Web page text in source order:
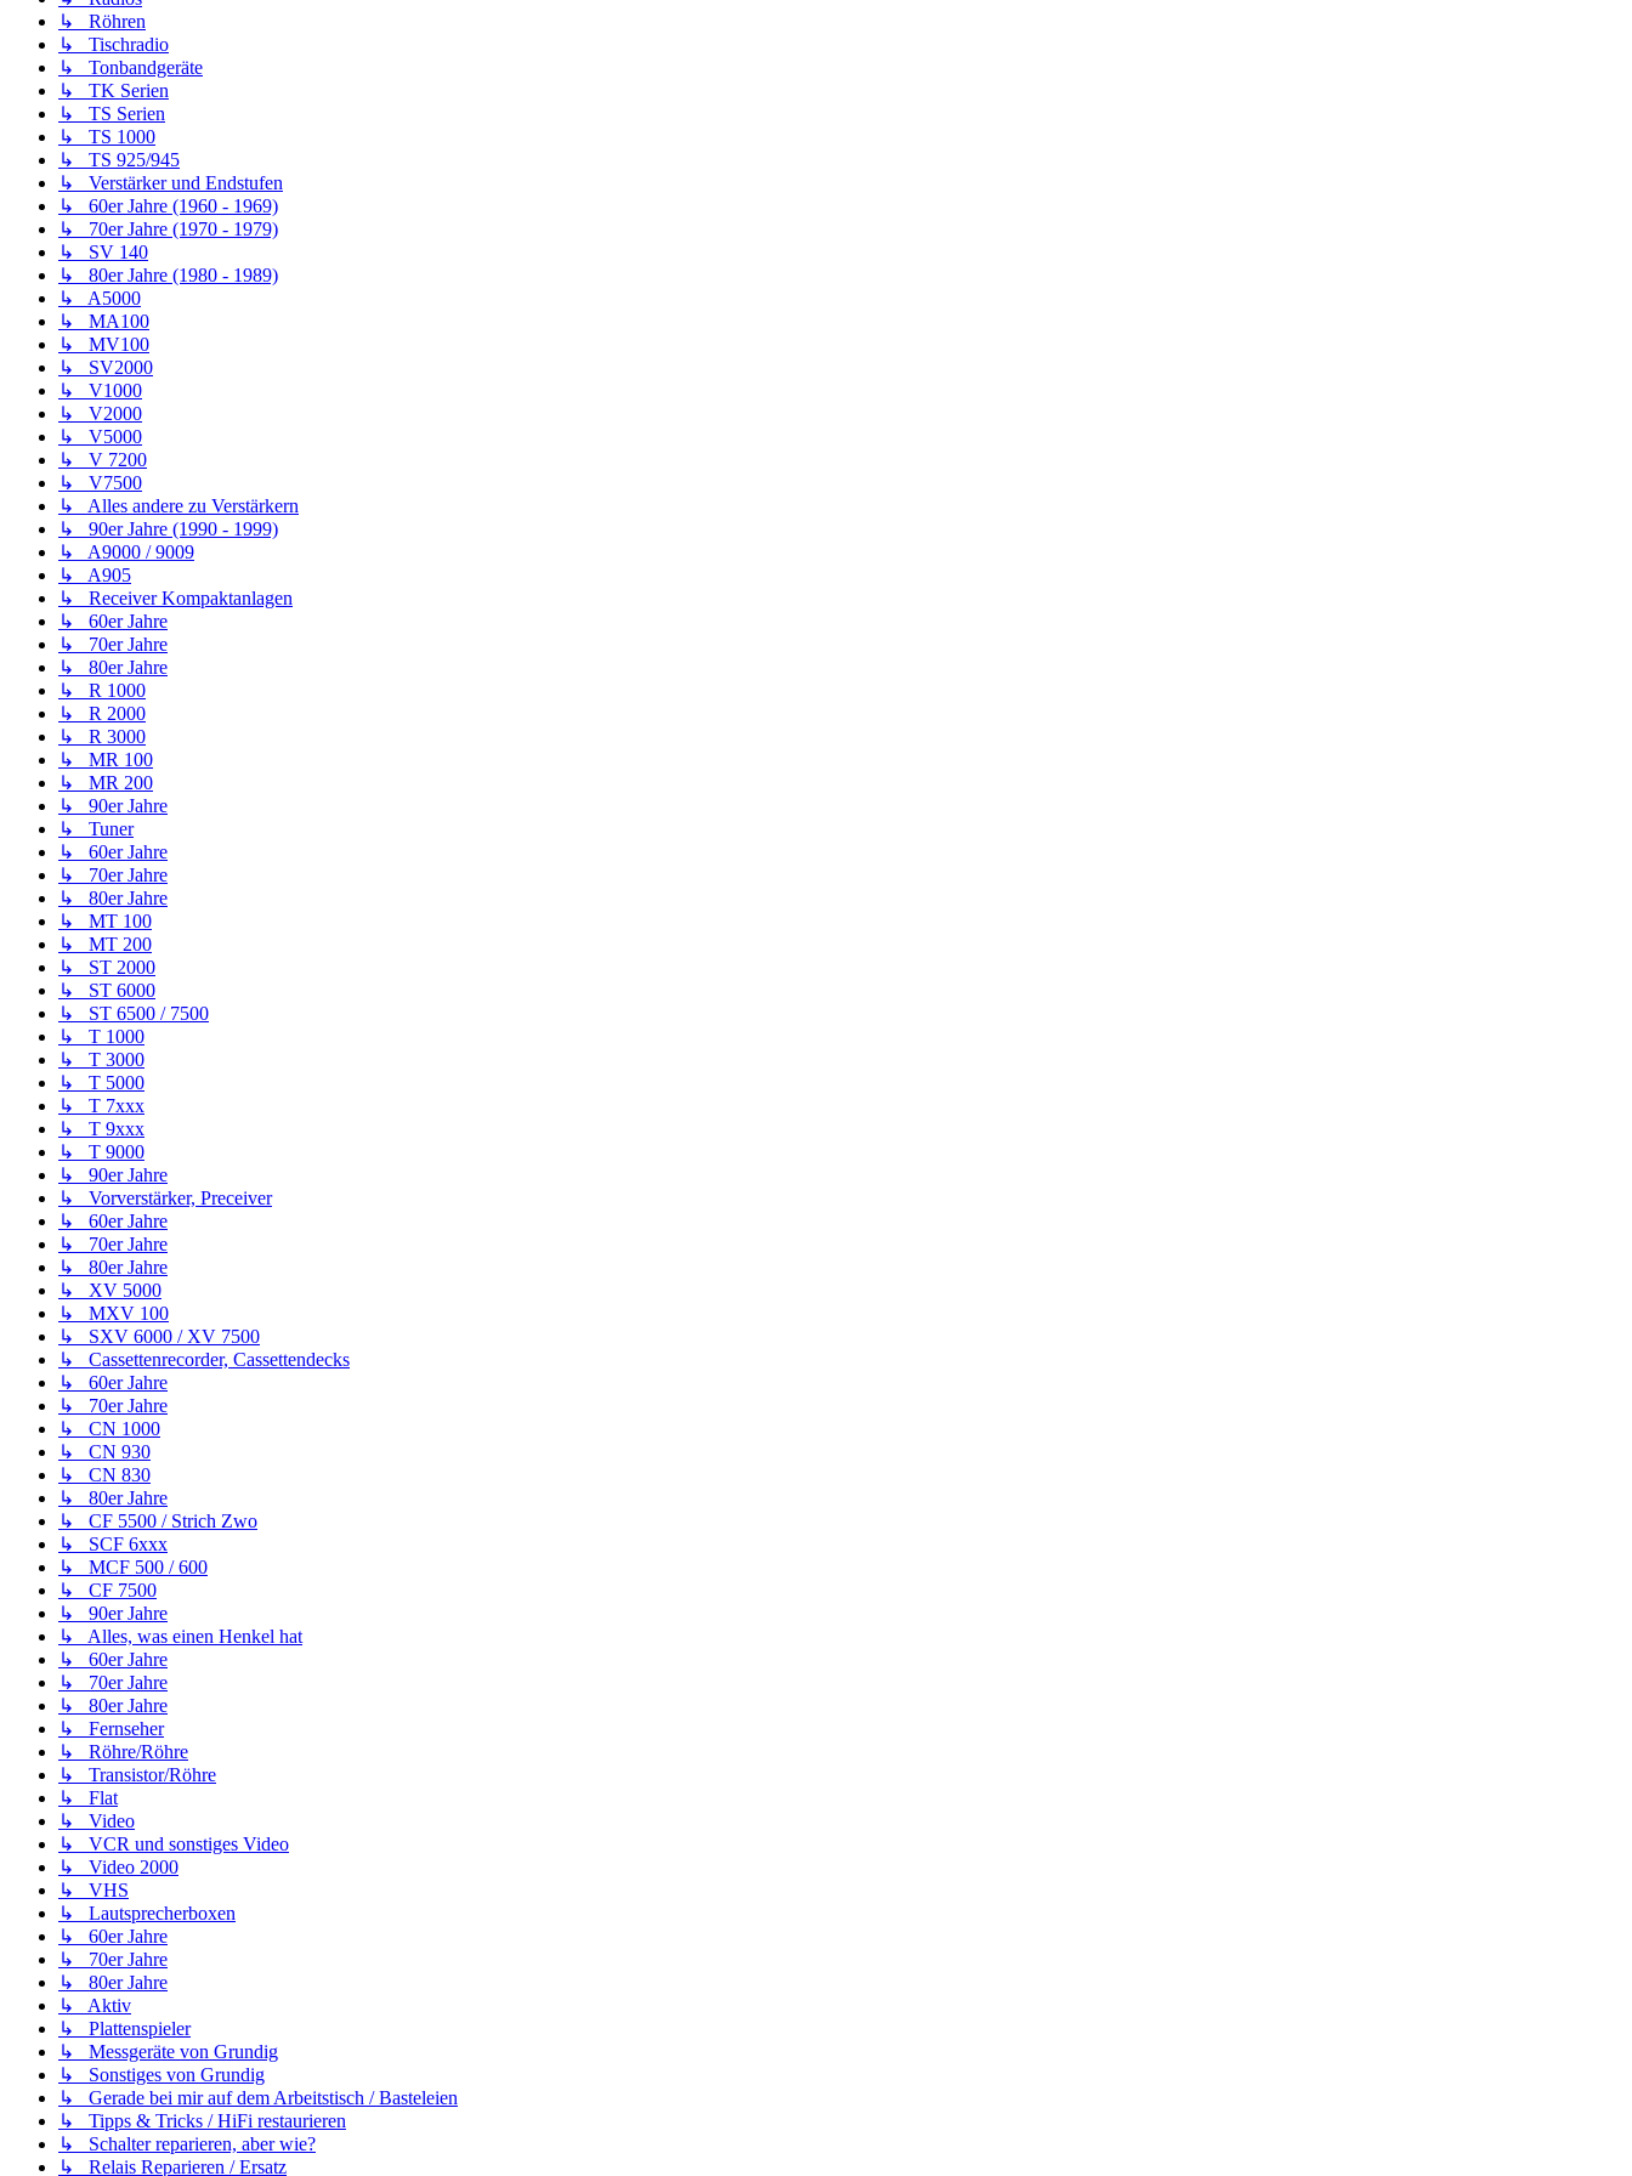
↳ Röhren
↳ Tischradio
↳ Tonbandgeräte
↳ TK Serien
↳ TS Serien
↳ TS 1000
↳ TS 925/945
↳ Verstärker und Endstufen
↳ 60er Jahre (1960 - 1969)
↳ 70er Jahre (1970 - 1979)
↳ SV 140
↳ 80er Jahre (1980 - 1989)
↳ A5000
↳ MA100
↳ MV100
↳ SV2000
↳ V1000
↳ V2000
↳ V5000
↳ V 7200
↳ V7500
↳ Alles andere zu Verstärkern
↳ 90er Jahre (1990 - 1999)
↳ A9000 / 9009
↳ A905
↳ Receiver Kompaktanlagen
↳ 60er Jahre
↳ 70er Jahre
↳ 80er Jahre
↳ R 1000
↳ R 2000
↳ R 3000
↳ MR 100
↳ MR 200
↳ 90er Jahre
↳ Tuner
↳ 60er Jahre
↳ 70er Jahre
↳ 80er Jahre
↳ MT 100
↳ MT 200
↳ ST 2000
↳ ST 6000
↳ ST 6500 / 7500
↳ T 1000
↳ T 3000
↳ T 5000
↳ T 7xxx
↳ T 9xxx
↳ T 9000
↳ 90er Jahre
↳ Vorverstärker, Preceiver
↳ 60er Jahre
↳ 70er Jahre
↳ 80er Jahre
↳ XV 5000
↳ MXV 100
↳ SXV 6000 / XV 7500
↳ Cassettenrecorder, Cassettendecks
↳ 60er Jahre
↳ 70er Jahre
↳ CN 1000
↳ CN 930
↳ CN 830
↳ 80er Jahre
↳ CF 5500 / Strich Zwo
↳ SCF 6xxx
↳ MCF 500 / 600
↳ CF 7500
↳ 90er Jahre
↳ Alles, was einen Henkel hat
↳ 60er Jahre
↳ 70er Jahre
↳ 80er Jahre
↳ Fernseher
↳ Röhre/Röhre
↳ Transistor/Röhre
↳ Flat
↳ Video
↳ VCR und sonstiges Video
↳ Video 2000
↳ VHS
↳ Lautsprecherboxen
↳ 60er Jahre
↳ 70er Jahre
↳ 80er Jahre
↳ Aktiv
↳ Plattenspieler
↳ Messgeräte von Grundig
↳ Sonstiges von Grundig
↳ Gerade bei mir auf dem Arbeitstisch / Basteleien
↳ Tipps & Tricks / HiFi restaurieren
↳ Schalter reparieren, aber wie?
↳ Relais Reparieren / Ersatz